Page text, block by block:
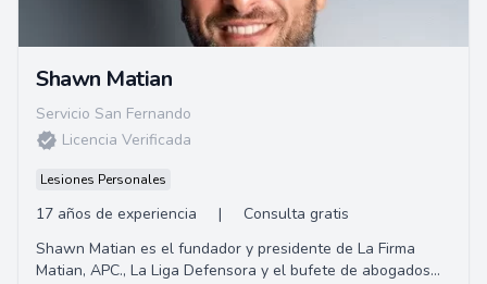
Shawn Matian
Servicio San Fernando
Licencia Verificada
Lesiones Personales
17 años de experiencia |
Consulta gratis
Shawn Matian es el fundador y presidente de La Firma
Matian, APC., La Liga Defensora y el bufete de abogados